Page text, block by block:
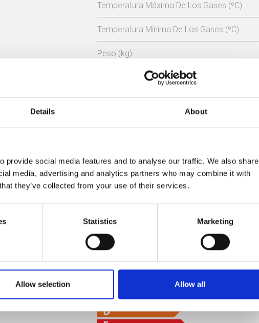
Details About
provide social media features and to analyse our traffic. We also share
media, advertising and analytics partners who may combine it with
they’ve collected from your use of their services.
Statistics Marketing
Allow selection Allow all
Temperatura Máxima De Los Gases (ºC)
Temperatura Mínima De Los Gases (ºC)
Peso (kg)
Diámetro da chaminé (mm)
Autonomía Min/Max (h)
95 % 6,1 kW
Clase de eficiencia